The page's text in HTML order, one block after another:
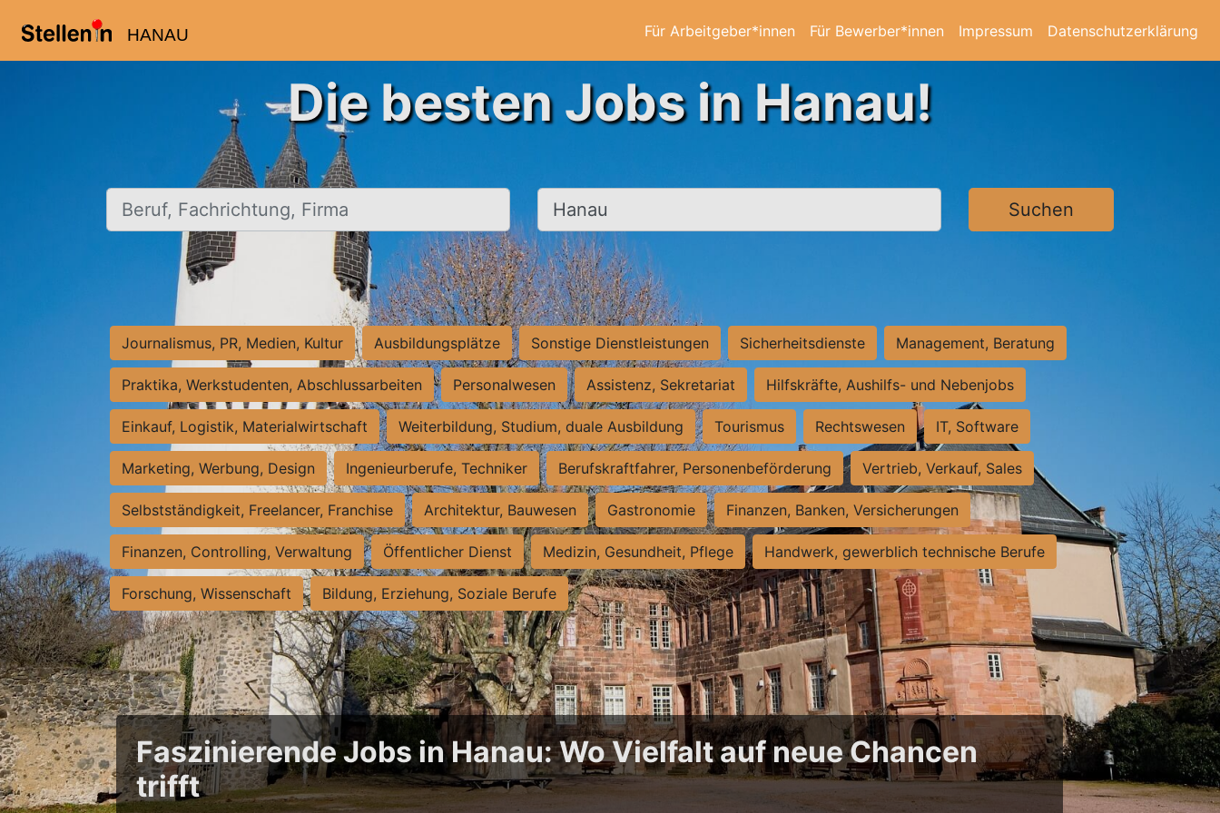
HANAU Für Arbeitgeber*innen Für Bewerber*innen Impressum Datenschutzerklärung
Die besten Jobs in Hanau!
Beruf, Fachrichtung, Firma Ort, Stadt Suchen
Journalismus, PR, Medien, Kultur Ausbildungsplätze Sonstige Dienstleistungen Sicherheitsdienste Management, Beratung
Praktika, Werkstudenten, Abschlussarbeiten Personalwesen Assistenz, Sekretariat Hilfskräfte, Aushilfs- und Nebenjobs
Einkauf, Logistik, Materialwirtschaft Weiterbildung, Studium, duale Ausbildung Tourismus Rechtswesen IT, Software
Marketing, Werbung, Design Ingenieurberufe, Techniker Berufskraftfahrer, Personenbeförderung Vertrieb, Verkauf, Sales
Selbstständigkeit, Freelancer, Franchise Architektur, Bauwesen Gastronomie Finanzen, Banken, Versicherungen
Finanzen, Controlling, Verwaltung Öffentlicher Dienst Medizin, Gesundheit, Pflege Handwerk, gewerblich technische Berufe
Forschung, Wissenschaft Bildung, Erziehung, Soziale Berufe
Faszinierende Jobs in Hanau: Wo Vielfalt auf neue Chancen
trifft